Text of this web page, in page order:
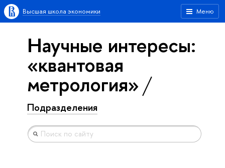
Меню
Высшая школа экономики
Научные интересы:
«квантовая
метрология»
Подразделения